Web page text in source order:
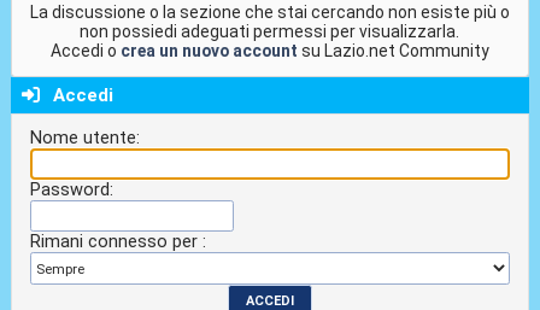
La discussione o la sezione che stai cercando non esiste più o
non possiedi adeguati permessi per visualizzarla.
Accedi o crea un nuovo account su Lazio.net Community
Accedi
Nome utente:
Password:
Rimani connesso per :